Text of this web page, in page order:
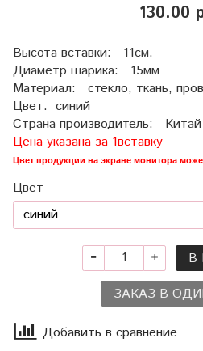
130.00
Высота вставки: 11см.
Диаметр шарика: 15мм
Материал: стекло, ткань,
Цвет: синий
Страна производитель: Китай
Цена указана за 1вставку
Цвет продукции на экране монитора
Цвет
В
ЗАКАЗ В
Добавить в сравнение